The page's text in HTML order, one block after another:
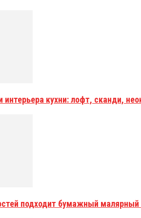
кухни: лофт, сканди,
подходит бумажный малярный